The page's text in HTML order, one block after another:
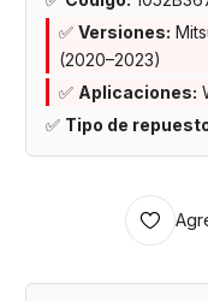
✅ Versiones:
(2020–2023)
✅ Aplicaciones:
✅ Tipo de